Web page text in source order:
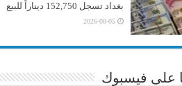
بغداد تسجل 152,750 ديناراً للبيع
2026-08-05
على فيسبوك